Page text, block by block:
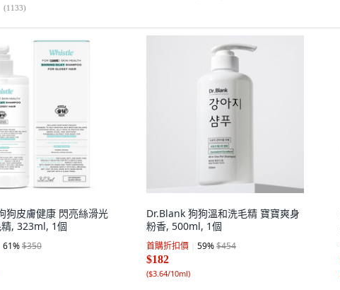
(1133)
狗皮膚健康 閃亮絲滑光
, 323ml, 1個
61%$350
Dr.Blank 狗狗溫和洗毛精 寶寶爽身
粉香, 500ml, 1個
首購折扣價 59%$454
$182
($3.64/10ml)